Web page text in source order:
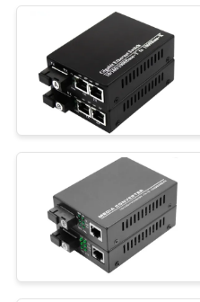
एफटीटीएच
फाइबर
बॉक्स